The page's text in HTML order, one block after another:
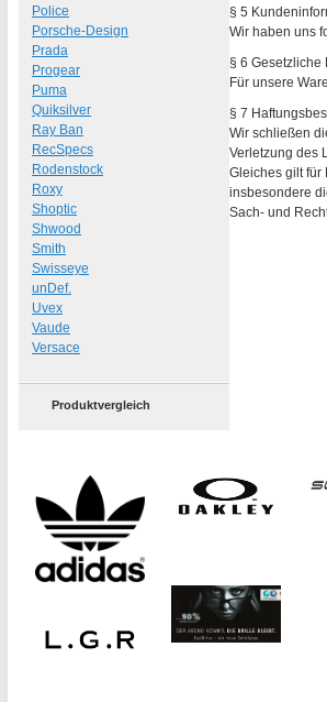
§ 5
Wir haben uns
§ 6 Gesetzliche
Für unsere
§ 7
Wir schließen
Verletzung des
Gleiches gilt für
insbesondere
Sach- und
Police
Porsche-Design
Prada
Progear
Puma
Quiksilver
Ray Ban
RecSpecs
Rodenstock
Roxy
Shoptic
Shwood
Smith
Swisseye
unDef.
Uvex
Vaude
Versace
Produktvergleich